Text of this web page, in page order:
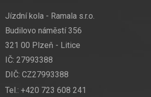
Jízdní kola - Ramala s.r.o.
Budilovo náměstí 356
321 00 Plzeň - Litice
IČ: 27993388
DIČ: CZ27993388
Tel.: +420 723 608 241